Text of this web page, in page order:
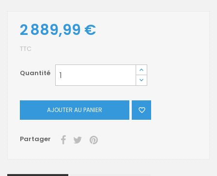
2 889,99 €
TTC
Quantité
AJOUTER AU PANIER 
Partager